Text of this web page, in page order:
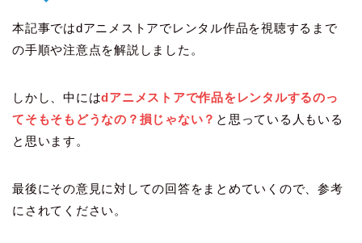
本記事ではdアニメストアでレンタル作品を視聴するまで
の手順や注意点を解説しました。
しかし、中にはdアニメストアで作品をレンタルするのっ
てそもそもどうなの？損じゃない？ と思っている人もいる
と思います。
最後にその意見に対しての回答をまとめていくので、参考
にされてください。